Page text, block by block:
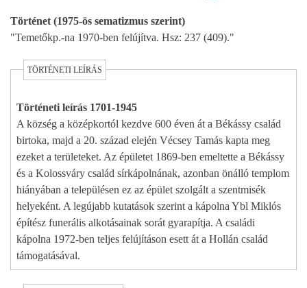
Történet (1975-ös sematizmus szerint)
"Temetőkp.-na 1970-ben felújítva. Hsz: 237 (409)."
TÖRTÉNETI LEÍRÁS
Történeti leírás 1701-1945
A község a középkortól kezdve 600 éven át a Békássy család
birtoka, majd a 20. század elején Vécsey Tamás kapta meg
ezeket a területeket. Az épületet 1869-ben emeltette a Békássy
és a Kolossváry család sírkápolnának, azonban önálló templom
hiányában a településen ez az épület szolgált a szentmisék
helyeként. A legújabb kutatások szerint a kápolna Ybl Miklós
építész funerális alkotásainak sorát gyarapítja. A családi
kápolna 1972-ben teljes felújításon esett át a Hollán család
támogatásával.